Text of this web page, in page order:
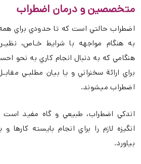
متخصصین و درمان اضطراب
اضطراب حالتي است که تا حدودي براي
به هنگام مواجهه با شرايط خـاص،
هنگامي که به دنبال انجام کاري به نحو
براي ارائة سخنراني و يا بيان مطلبـي
اضطراب ميشوند.
اندکي اضطراب، طبيعي و گاه مفيد
انگيزه لازم را براي انجام بايسته
بياورد.